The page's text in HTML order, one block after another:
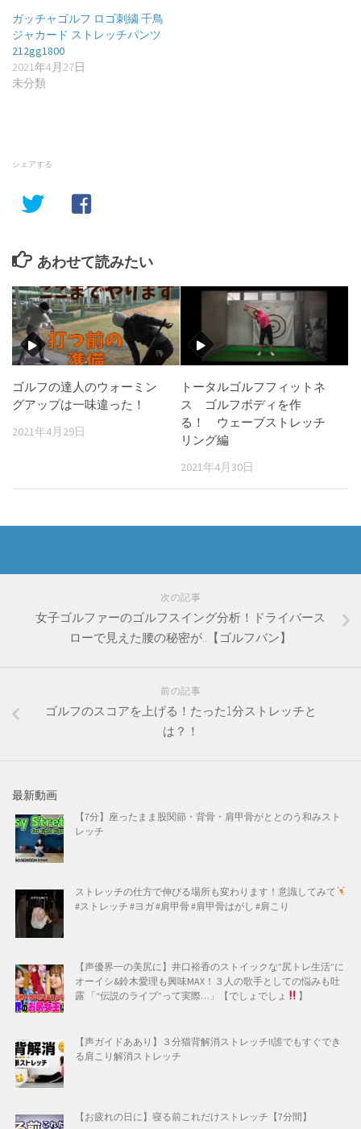
ガッチャゴルフ ロゴ刺繍 千鳥
ジャカード ストレッチパンツ
212gg1800
2021年4月27日
未分類
シェアする
あわせて読みたい
ゴルフの達人のウォーミン
グアップは一味違った！
2021年4月29日
トータルゴルフフィットネ
ス ゴルフボディを作
る！ ウェーブストレッチ
リング編
2021年4月30日
次の記事
女子ゴルファーのゴルフスイング分析！ドライバース
ローで見えた腰の秘密が..【ゴルフバン】
前の記事
ゴルフのスコアを上げる！たった1分ストレッチと
は？！
最新動画
【7分】座ったまま股関節・背骨・肩甲骨がととのう和みスト
レッチ
ストレッチの仕方で伸びる場所も変わります！意識してみて
#ストレッチ #ヨガ #肩甲骨 #肩甲骨はがし #肩こり
【声優界一の美尻に】井口裕香のストイックな”尻トレ生活”に
オーイシ&鈴木愛理も興味MAX！３人の歌手としての悩みも吐
露 「“伝説のライブ”って実際…」【でしょでしょ
】
【声ガイドああり】３分猫背解消ストレッチ!!誰でもすぐでき
る肩こり解消ストレッチ
【お疲れの日に】寝る前これだけストレッチ【7分間】